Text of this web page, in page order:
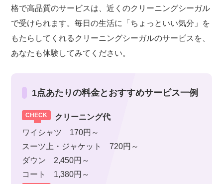
格で高品質のサービスは、近くのクリーニングシーガル
で受けられます。毎日の生活に「ちょっといい気分」を
もたらしてくれるクリーニングシーガルのサービスを、
あなたも体験してみてください。
1点あたりの料金とおすすめサービス一例
クリーニング代
ワイシャツ 170円～
スーツ上・ジャケット 720円～
ダウン 2,450円～
コート 1,380円～